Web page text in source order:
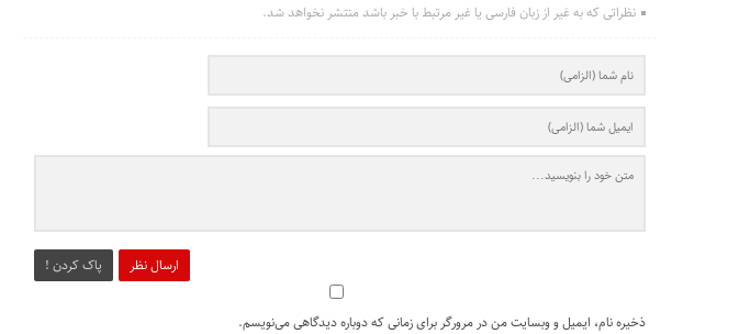
نظراتی که به غیر از زبان فارسی یا غیر مرتبط با خبر باشد منتشر نخواهد شد.
ارسال نظر پاک کردن !
ذخیره نام، ایمیل و وبسایت من در مرورگر برای زمانی که دوباره دیدگاهی می‌نویسم.